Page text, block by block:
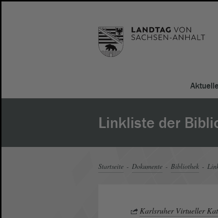
Linkliste der
Startseite Dokumente Bibliothek
Karlsruher Virtueller